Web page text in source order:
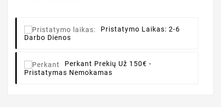
Pristatymo Laikas: 2-6
Darbo Dienos
Perkant Prekių Už 150€ -
Pristatymas Nemokamas